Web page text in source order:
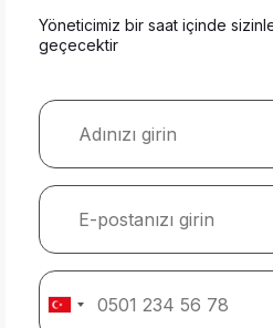
Yöneticimiz bir saat içinde
geçecektir